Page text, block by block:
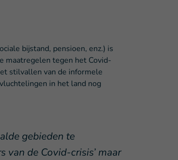
bijstand, pensioen, enz.) is
maatregelen tegen het Covid-
stilvallen van de informele
in het land nog
gebieden te
van de Covid-crisis’ maar